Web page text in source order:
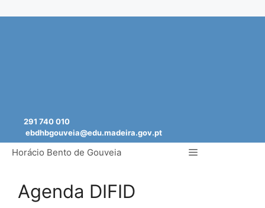
291 740 010
ebdhbgouveia@edu.madeira.gov.pt
Horácio Bento de Gouveia Menu
Agenda DIFID